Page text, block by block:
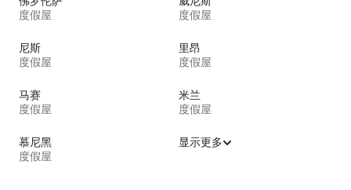
度假屋
度假屋
尼斯
度假屋
里昂
度假屋
马赛
度假屋
米兰
度假屋
慕尼黑
度假屋
显示更多